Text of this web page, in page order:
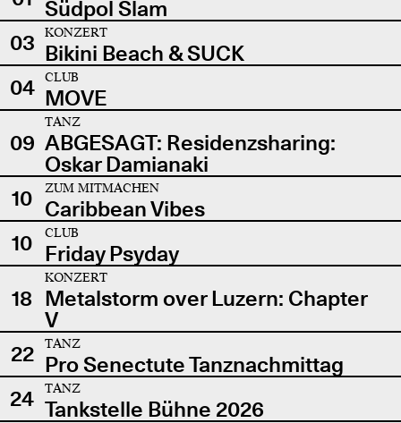
Südpol Slam
03
KONZERT
Bikini Beach & SUCK
04
CLUB
MOVE
09
TANZ
ABGESAGT: Residenzsharing:
Oskar Damianaki
10
ZUM MITMACHEN
Caribbean Vibes
10
CLUB
Friday Psyday
18
KONZERT
Metalstorm over Luzern: Chapter
V
22
TANZ
Pro Senectute Tanznachmittag
24
TANZ
Tankstelle Bühne 2026